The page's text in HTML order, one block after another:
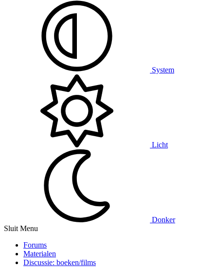
System
Licht
Donker
Sluit Menu
Forums
Materialen
Discussie: boeken/films